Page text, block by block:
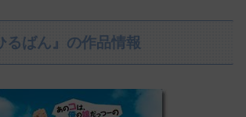
るばん』の作品情報